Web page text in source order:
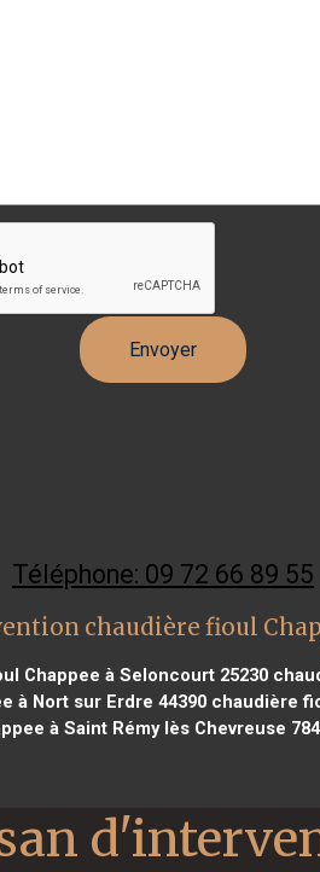
Téléphone: 09 72 66 89 55
chaudière fioul
Chappee à Seloncourt 25230
à Nort sur Erdre 44390 chaudière
à Saint Rémy lès Chevreuse